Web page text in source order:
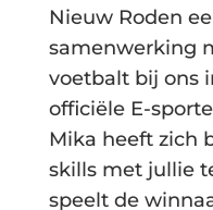
Nieuw Roden
samenwerking
voetbalt bij ons
officiële E-
Mika heeft zich
skills met jullie
speelt de